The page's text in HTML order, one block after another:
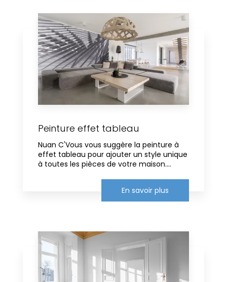
Peinture effet tableau
Nuan C'Vous vous suggère la peinture à
effet tableau pour ajouter un style unique
à toutes les pièces de votre maison....
En savoir plus